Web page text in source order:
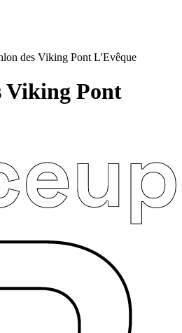
des Viking Pont L'Evêque
Viking Pont